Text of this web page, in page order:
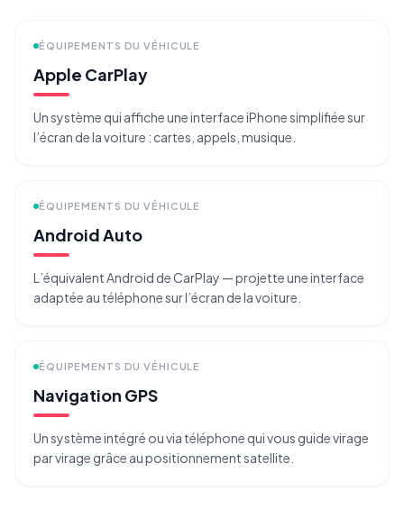
ÉQUIPEMENTS DU VÉHICULE
Apple CarPlay
Un système qui affiche une interface iPhone simplifiée sur
l’écran de la voiture : cartes, appels, musique.
ÉQUIPEMENTS DU VÉHICULE
Android Auto
L’équivalent Android de CarPlay — projette une interface
adaptée au téléphone sur l’écran de la voiture.
ÉQUIPEMENTS DU VÉHICULE
Navigation GPS
Un système intégré ou via téléphone qui vous guide virage
par virage grâce au positionnement satellite.